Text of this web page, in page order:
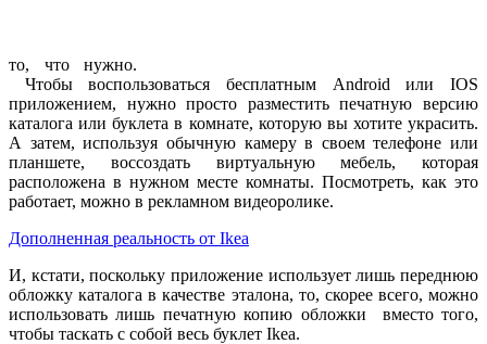
то, что нужно.
Чтобы воспользоваться бесплатным Android или IOS
приложением, нужно просто разместить печатную версию
каталога или буклета в комнате, которую вы хотите украсить.
А затем, используя обычную камеру в своем телефоне или
планшете, воссоздать виртуальную мебель, которая
расположена в нужном месте комнаты. Посмотреть, как это
работает, можно в рекламном видеоролике.
Дополненная реальность от Ikea
И, кстати, поскольку приложение использует лишь переднюю
обложку каталога в качестве эталона, то, скорее всего, можно
использовать лишь печатную копию обложки вместо того,
чтобы таскать с собой весь буклет Ikea.